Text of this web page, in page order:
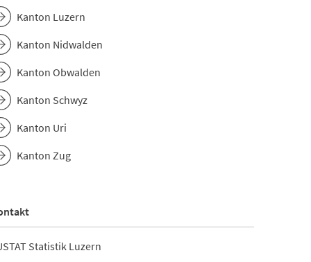
Kanton Luzern
Kanton Nidwalden
Kanton Obwalden
Kanton Schwyz
Kanton Uri
Kanton Zug
Statistik Luzern